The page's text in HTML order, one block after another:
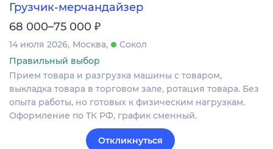
Грузчик-мерчандайзер
68 000–75 000 ₽
14 июля 2026 Москва
Сокол
Правильный выбор
Прием товара и разгрузка машины с товаром,
выкладка товара в торговом зале, ротация товара. Без
опыта работы, но готовых к физическим нагрузкам.
Оформление по ТК РФ, график сменный.
Откликнуться